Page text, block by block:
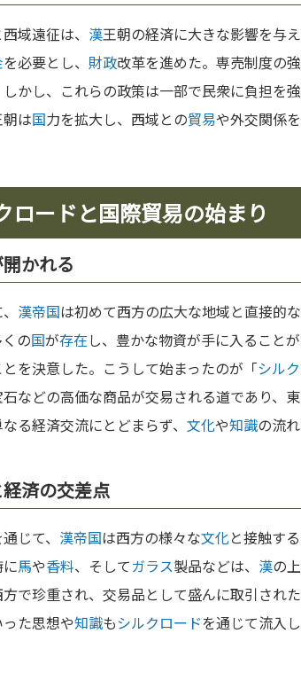
域遠征は、 漢王朝の経済に大きな影響を与え
を必要とし、 財政改革を進めた。専売制度の
かし、これらの政策は一部で民衆に負担を
は国力を拡大し、西域との貿易や外交関係
ロードと国際貿易の始まり
かれる
漢帝国は初めて西方の広大な地域と直接的
の国が存在し、豊かな物資が手に入ること
を決意した。こうして始まったのが「シル
石などの高価な商品が交易される道であり、
る経済交流にとどまらず、 文化や知識の流
済の交差点
じて、 漢帝国は西方の様々な文化と接触す
馬や香料、そしてガラス製品などは、 漢の
で珍重され、交易品として盛んに取引され
った思想や知識もシルクロードを通じて流入し